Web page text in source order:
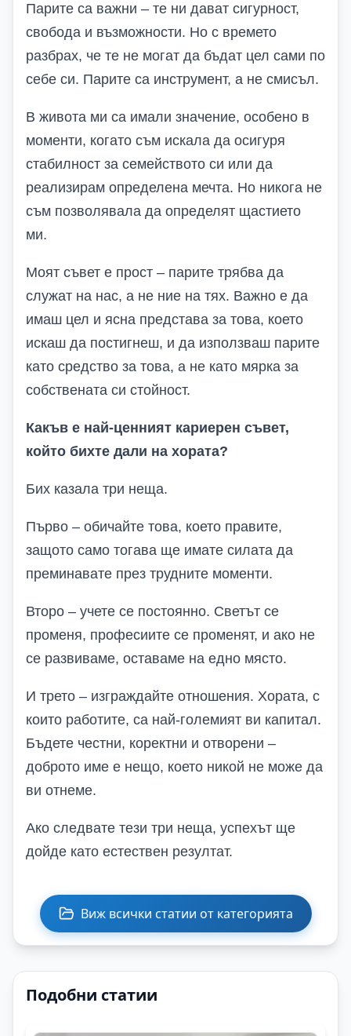
Парите са важни – те ни дават сигурност,
свобода и възможности. Но с времето
разбрах, че те не могат да бъдат цел сами по
себе си. Парите са инструмент, а не смисъл.
В живота ми са имали значение, особено в
моменти, когато съм искала да осигуря
стабилност за семейството си или да
реализирам определена мечта. Но никога не
съм позволявала да определят щастието
ми.
Моят съвет е прост – парите трябва да
служат на нас, а не ние на тях. Важно е да
имаш цел и ясна представа за това, което
искаш да постигнеш, и да използваш парите
като средство за това, а не като мярка за
собствената си стойност.
Какъв е най-ценният кариерен съвет,
който бихте дали на хората?
Бих казала три неща.
Първо – обичайте това, което правите,
защото само тогава ще имате силата да
преминавате през трудните моменти.
Второ – учете се постоянно. Светът се
променя, професиите се променят, и ако не
се развиваме, оставаме на едно място.
И трето – изграждайте отношения. Хората, с
които работите, са най-големият ви капитал.
Бъдете честни, коректни и отворени –
доброто име е нещо, което никой не може да
ви отнеме.
Ако следвате тези три неща, успехът ще
дойде като естествен резултат.
Виж всички статии от категорията
Подобни статии